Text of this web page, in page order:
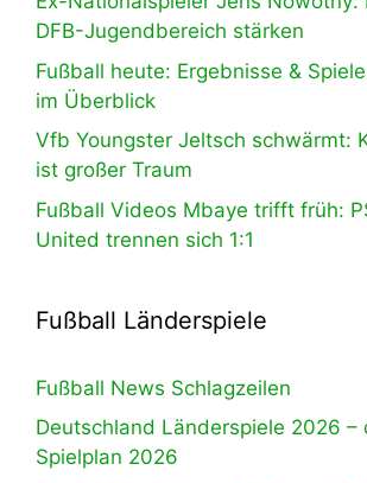
DFB-Jugendbereich stärken
Fußball heute: Ergebnisse &
im Überblick
Vfb Youngster Jeltsch schwärmt:
ist großer Traum
Fußball Videos Mbaye trifft früh:
United trennen sich 1:1
Fußball Länderspiele
Fußball News Schlagzeilen
Deutschland Länderspiele 2026 –
Spielplan 2026